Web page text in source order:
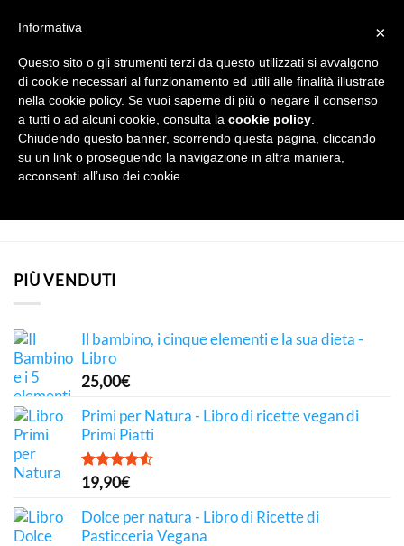
contenuti
NEWSLETTER
[javascript][/javascript]
PIÙ VENDUTI
Il bambino, i cinque elementi e la sua dieta -
Libro
25,00€
Primi per Natura - Libro di ricette vegan di
Primi Piatti
Valutato
4.50
19,90€
Dolce per natura - Libro di Ricette di
Pasticceria Vegana
×
Informativa
Questo sito o gli strumenti terzi da questo utilizzati si avvalgono
di cookie necessari al funzionamento ed utili alle finalità illustrate
nella cookie policy. Se vuoi saperne di più o negare il consenso
a tutti o ad alcuni cookie, consulta la cookie policy
Chiudendo questo banner, scorrendo questa pagina, cliccando
su un link o proseguendo la navigazione in altra maniera,
acconsenti all’uso dei cookie.